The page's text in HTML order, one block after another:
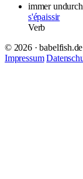
immer
s'épaissir
Verb
© 2026 · babelfish.de
Impressum